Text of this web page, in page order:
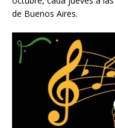
de Buenos Aires.